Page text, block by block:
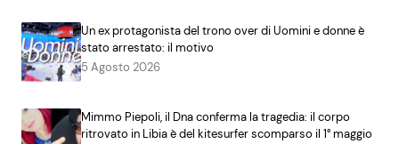
Un ex protagonista del trono over di Uomini e donne è
stato arrestato: il motivo
5 Agosto 2026
Mimmo Piepoli, il Dna conferma la tragedia: il corpo
ritrovato in Libia è del kitesurfer scomparso il 1° maggio